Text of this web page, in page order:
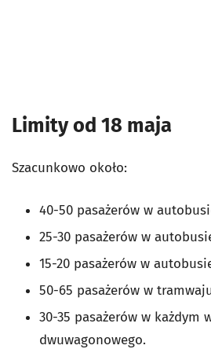
Limity od 18 maja
Szacunkowo około:
40-50 pasażerów w
25-30 pasażerów w
15-20 pasażerów w
50-65 pasażerów w
30-35 pasażerów w każdym
dwuwagonowego.